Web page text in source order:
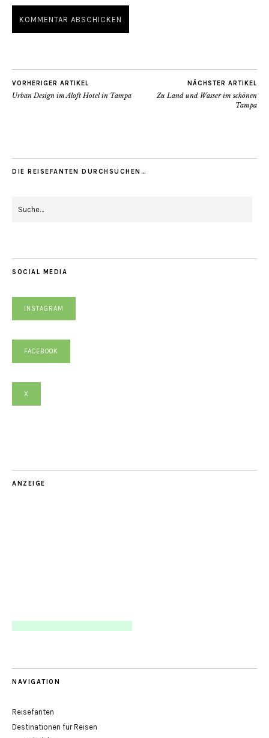
VORHERIGER ARTIKEL
Urban Design im Aloft Hotel in Tampa
NÄCHSTER ARTIKEL
Zu Land und Wasser im schönen
Tampa
DIE REISEFANTEN DURCHSUCHEN…
SOCIAL MEDIA
INSTAGRAM
FACEBOOK
X
ANZEIGE
NAVIGATION
Reisefanten
Destinationen für Reisen